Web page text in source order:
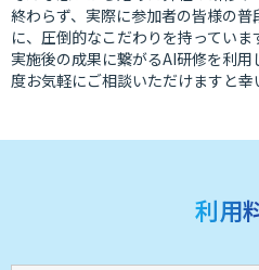
終わらず、実際に参加者の皆様の
に、圧倒的なこだわりを持っていま
実施後の成果に繋がるAI研修を利
度お気軽にご相談いただけますと幸
利用